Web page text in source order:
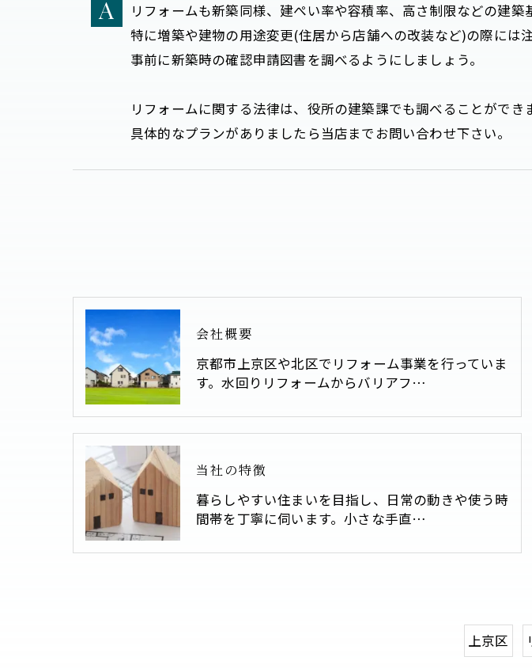
リフォームも新築同様、建ぺい率や容積率、高さ制限などの建築
特に増築や建物の用途変更(住居から店舗への改装など)の際には注
事前に新築時の確認申請図書を調べるようにしましょう。
リフォームに関する法律は、役所の建築課でも調べることができ
具体的なプランがありましたら当店までお問い合わせ下さい。
会社概要
京都市上京区や北区でリフォーム事業を行っていま
す。水回りリフォームからバリアフ…
当社の特徴
暮らしやすい住まいを目指し、日常の動きや使う時
間帯を丁寧に伺います。小さな手直…
上京区